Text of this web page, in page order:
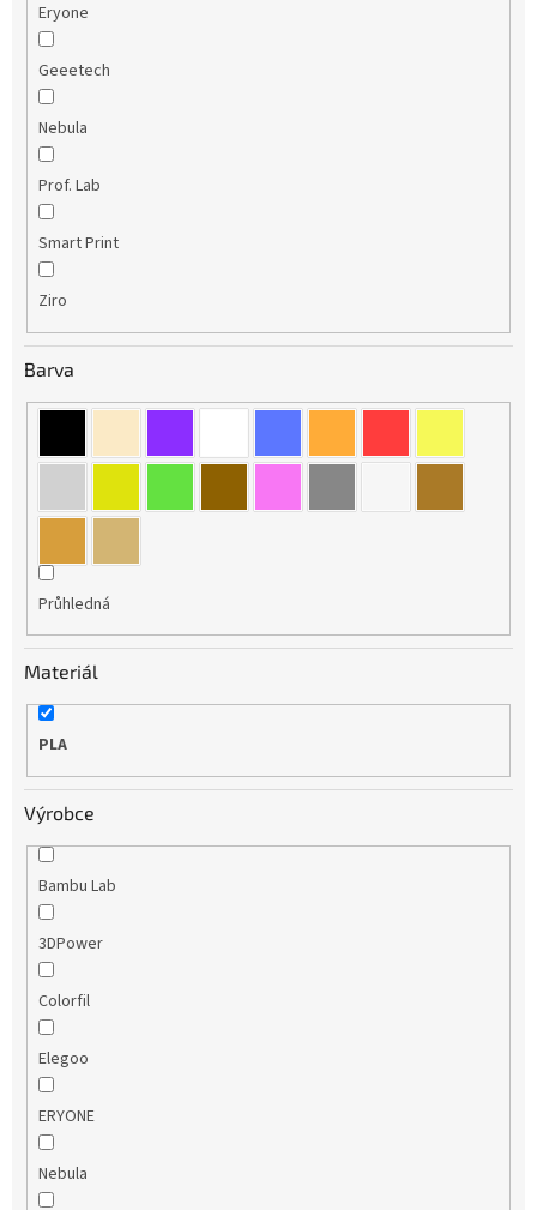
Eryone
Geeetech
Nebula
Prof. Lab
Smart Print
Ziro
Barva
Průhledná
Materiál
PLA
Výrobce
Bambu Lab
3DPower
Colorfil
Elegoo
ERYONE
Nebula